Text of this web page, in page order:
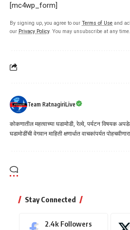
[mc4wp_form]
By signing up, you agree to our Terms of Use and
our Privacy Policy. You may unsubscribe at any time.
Team RatnagiriLive
कोकणातील महत्वाच्या घडामोडी, रेल्वे, पर्यटन विषयक
घडामोडींची वेगवान माहिती क्षणार्धात वाचकांपर्यत
Stay Connected
2.4k Followers